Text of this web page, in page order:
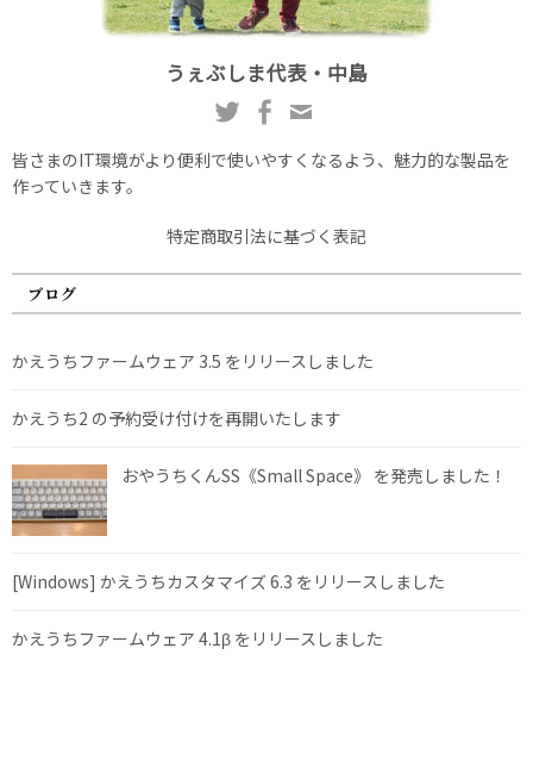
うぇぶしま代表・中島
皆さまのIT環境がより便利で使いやすくなるよう、魅力的な製品を
作っていきます。
特定商取引法に基づく表記
ブログ
かえうちファームウェア 3.5 をリリースしました
かえうち2 の予約受け付けを再開いたします
おやうちくんSS《Small Space》 を発売しました！
[Windows] かえうちカスタマイズ 6.3 をリリースしました
かえうちファームウェア 4.1β をリリースしました